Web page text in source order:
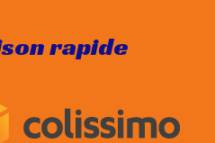
rapide